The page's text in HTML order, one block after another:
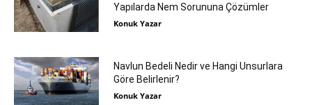
Yapılarda Nem Sorununa Çözümler
Konuk Yazar
Navlun Bedeli Nedir ve Hangi Unsurlara
Göre Belirlenir?
Konuk Yazar